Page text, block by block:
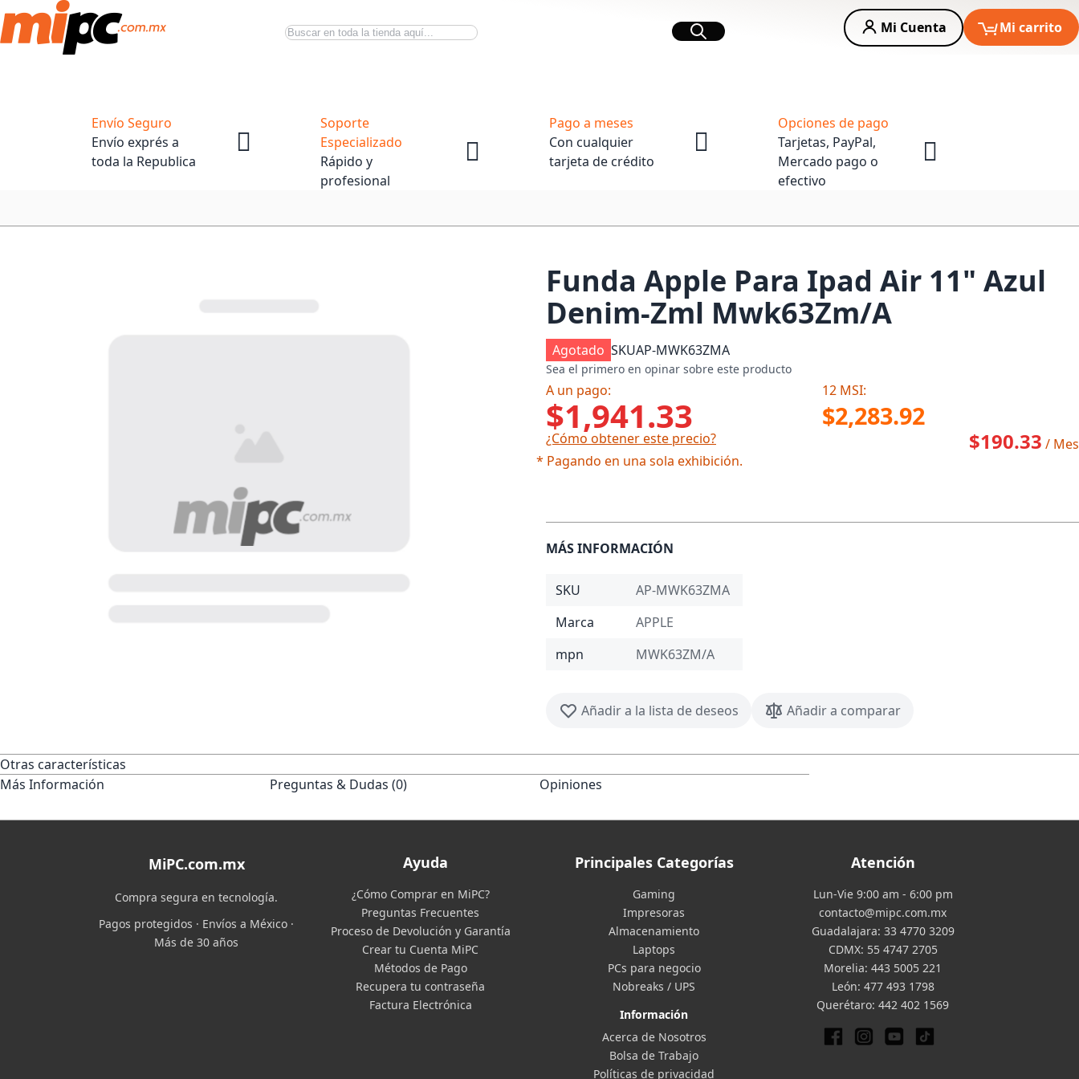
Buscar Buscar
Mi Cuenta Mi carrito
Envío Seguro
Envío exprés a
toda la Republica
Soporte
Especializado
Rápido y
profesional
Pago a meses
Con cualquier
tarjeta de crédito
Opciones de pago
Tarjetas, PayPal,
Mercado pago o
efectivo
Funda Apple Para Ipad Air 11" Azul
Denim-Zml Mwk63Zm/A
Agotado SKUAP-MWK63ZMA
Sea el primero en opinar sobre este producto
A un pago: 12 MSI:
$1,941.33 $2,283.92
¿Cómo obtener este precio?
* Pagando en una sola exhibición.
$190.33 / Mes
MÁS INFORMACIÓN
SKU
AP-MWK63ZMA
Marca
APPLE
mpn
MWK63ZM/A
Añadir a la lista de deseos Añadir a comparar
Otras características
Más Información
Preguntas & Dudas (0) Opiniones
MiPC.com.mx
Compra segura en tecnología.
Pagos protegidos · Envíos a México ·
Más de 30 años
Ayuda
¿Cómo Comprar en MiPC?
Preguntas Frecuentes
Proceso de Devolución y Garantía
Crear tu Cuenta MiPC
Métodos de Pago
Recupera tu contraseña
Factura Electrónica
Principales Categorías
Gaming
Impresoras
Almacenamiento
Laptops
PCs para negocio
Nobreaks / UPS
Información
Acerca de Nosotros
Bolsa de Trabajo
Políticas de privacidad
Atención
Lun-Vie 9:00 am - 6:00 pm
contacto@mipc.com.mx
Guadalajara: 33 4770 3209
CDMX: 55 4747 2705
Morelia: 443 5005 221
León: 477 493 1798
Querétaro: 442 402 1569